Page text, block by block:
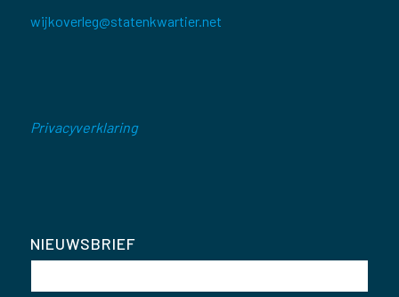
wijkoverleg@statenkwartier.net
Privacyverklaring
NIEUWSBRIEF